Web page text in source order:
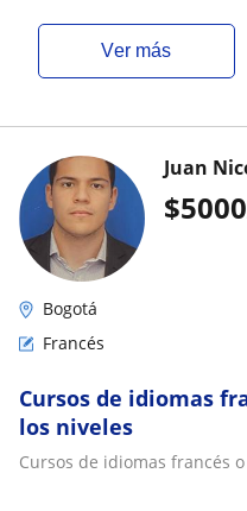
ver más
$5000
Juan
Bogotá
Francés
Cursos de idiomas
los niveles
Cursos de idiomas francés